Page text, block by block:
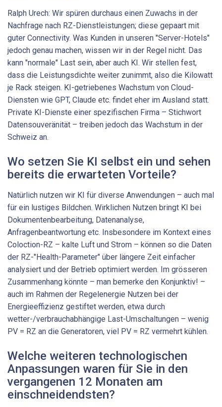
Ralph Urech: Wir spüren durchaus einen Zuwachs in der
Nachfrage nach RZ-Dienstleistungen; diese gepaart mit
guter Connectivity. Was Kunden in unseren "Server-Hotels"
jedoch genau machen, wissen wir in der Regel nicht. Das
kann "normale" Last sein, aber auch KI. Wir stellen fest,
dass die Leistungsdichte weiter zunimmt, also die Kilowatt
je Rack steigen. KI-getriebenes Wachstum von Cloud-
Diensten wie GPT, Claude etc. findet eher im Ausland statt.
Private KI-Dienste einer spezifischen Firma – Stichwort
Datensouveränität – treiben jedoch das Wachstum in der
Schweiz an.
Wo setzen Sie KI selbst ein und sehen
bereits die erwarteten Vorteile?
Natürlich nutzen wir KI für diverse Anwendungen – auch mal
für ein lustiges Bildchen. Wirklichen Nutzen bringt KI bei
Dokumentenbearbeitung, Datenanalyse,
Anfragenbeantwortung etc. Insbesondere im Kontext eines
Coloction-RZ – kalte Luft und Strom – können so die Daten
der RZ-"Health-Parameter" über längere Zeit einfacher
analysiert und der Betrieb optimiert werden. Im grösseren
Zusammenhang könnte – man bemerke den Konjunktiv! –
auch im Rahmen der Regelenergie Nutzen bei der
Energieeffizienz gestiftet werden, etwa durch
wetter-/verbrauchabhängige Last-Umschaltungen – wenig
PV = RZ an die Generatoren, viel PV = RZ vermehrt kühlen.
Welche weiteren technologischen
Anpassungen waren für Sie in den
vergangenen 12 Monaten am
einschneidendsten?